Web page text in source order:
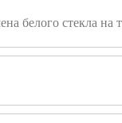
белого стекла